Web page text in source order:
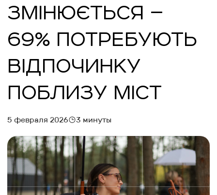
ЗМІНЮЄТЬСЯ –
69% ПОТРЕБУЮТЬ
ВІДПОЧИНКУ
ПОБЛИЗУ МІСТ
5 февраля 2026 3 минуты